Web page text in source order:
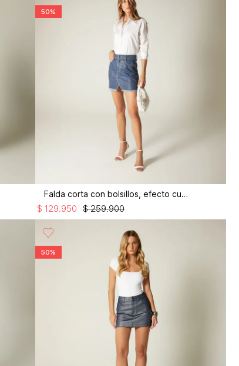
50%
Falda corta con bolsillos, efecto cuero
$ 259.900
$ 129.950
50%